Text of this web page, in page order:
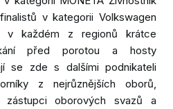
v kategorii Volkswagen
v každém z regionů krátce
před porotou a hosty
se zde s dalšími podnikateli
z nejrůznějších oborů,
zástupci oborových svazů a